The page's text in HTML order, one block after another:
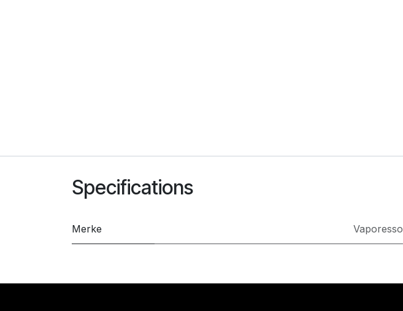
Specifications
Merke Vaporesso